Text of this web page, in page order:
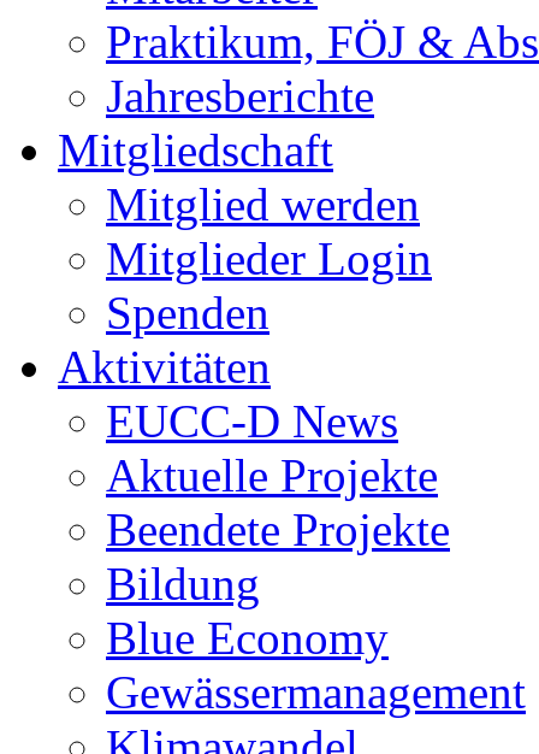
Praktikum, FÖJ &
Jahresberichte
Mitgliedschaft
Mitglied werden
Mitglieder Login
Spenden
Aktivitäten
EUCC-D News
Aktuelle Projekte
Beendete Projekte
Bildung
Blue Economy
Gewässermanagement